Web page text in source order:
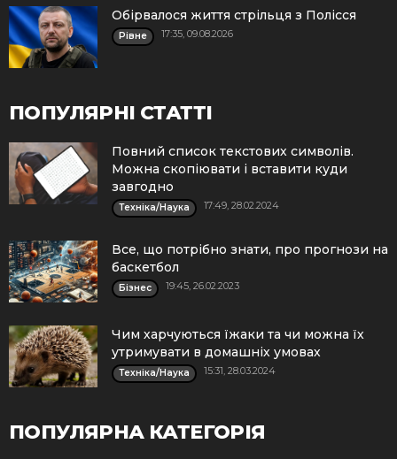
Обірвалося життя стрільця з Полісся
Рівне 17:35, 09.08.2026
ПОПУЛЯРНІ СТАТТІ
Повний список текстових символів.
Можна скопіювати і вставити куди
завгодно
Техніка/Наука 17:49, 28.02.2024
Все, що потрібно знати, про прогнози на
баскетбол
Бізнес 19:45, 26.02.2023
Чим харчуються їжаки та чи можна їх
утримувати в домашніх умовах
Техніка/Наука 15:31, 28.03.2024
ПОПУЛЯРНА КАТЕГОРІЯ